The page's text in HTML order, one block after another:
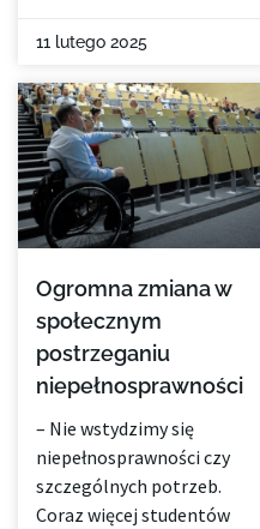
11 lutego 2025
Ogromna zmiana w
społecznym
postrzeganiu
niepełnosprawności
– Nie wstydzimy się
niepełnosprawności czy
szczególnych potrzeb.
Coraz więcej studentów